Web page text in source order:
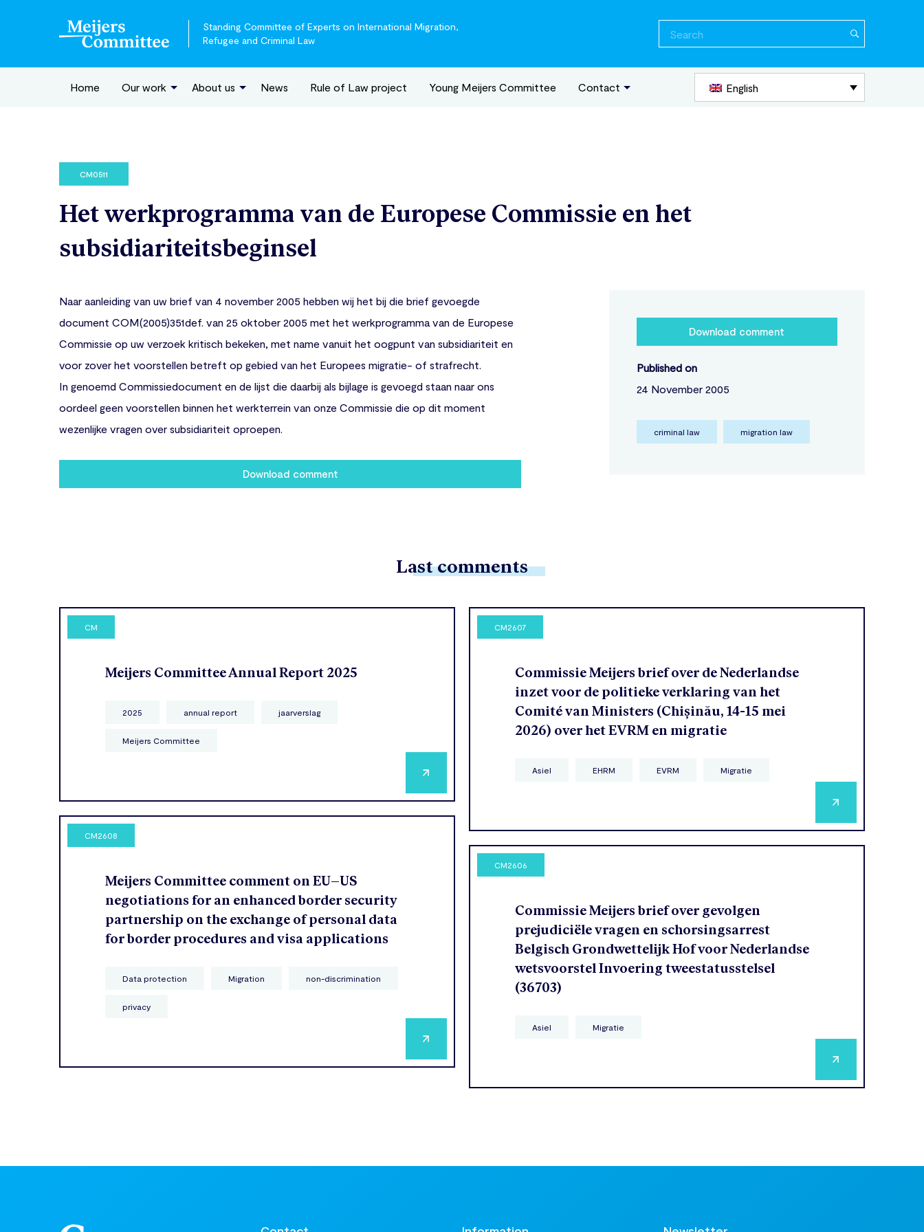
Standing Committee of Experts on International Migration,
Refugee and Criminal Law
Home Our work About us News Rule of Law project Young Meijers Committee Contact English
CM0511
Het werkprogramma van de Europese Commissie en het
subsidiariteitsbeginsel
Naar aanleiding van uw brief van 4 november 2005 hebben wij het bij die brief gevoegde
document COM(2005)351def. van 25 oktober 2005 met het werkprogramma van de Europese
Commissie op uw verzoek kritisch bekeken, met name vanuit het oogpunt van subsidiariteit en
voor zover het voorstellen betreft op gebied van het Europees migratie- of strafrecht.
In genoemd Commissiedocument en de lijst die daarbij als bijlage is gevoegd staan naar ons
oordeel geen voorstellen binnen het werkterrein van onze Commissie die op dit moment
wezenlijke vragen over subsidiariteit oproepen.
Download comment
Download comment
Published on
24 November 2005
criminal law migration law
Last comments
CM
Meijers Committee Annual Report 2025
2025 annual report jaarverslag
Meijers Committee
CM2608
Meijers Committee comment on EU–US
negotiations for an enhanced border security
partnership on the exchange of personal data
for border procedures and visa applications
Data protection Migration non-discrimination
privacy
CM2607
Commissie Meijers brief over de Nederlandse
inzet voor de politieke verklaring van het
Comité van Ministers (Chișinău, 14-15 mei
2026) over het EVRM en migratie
Asiel EHRM EVRM Migratie
CM2606
Commissie Meijers brief over gevolgen
prejudiciële vragen en schorsingsarrest
Belgisch Grondwettelijk Hof voor Nederlandse
wetsvoorstel Invoering tweestatusstelsel
(36703)
Asiel Migratie